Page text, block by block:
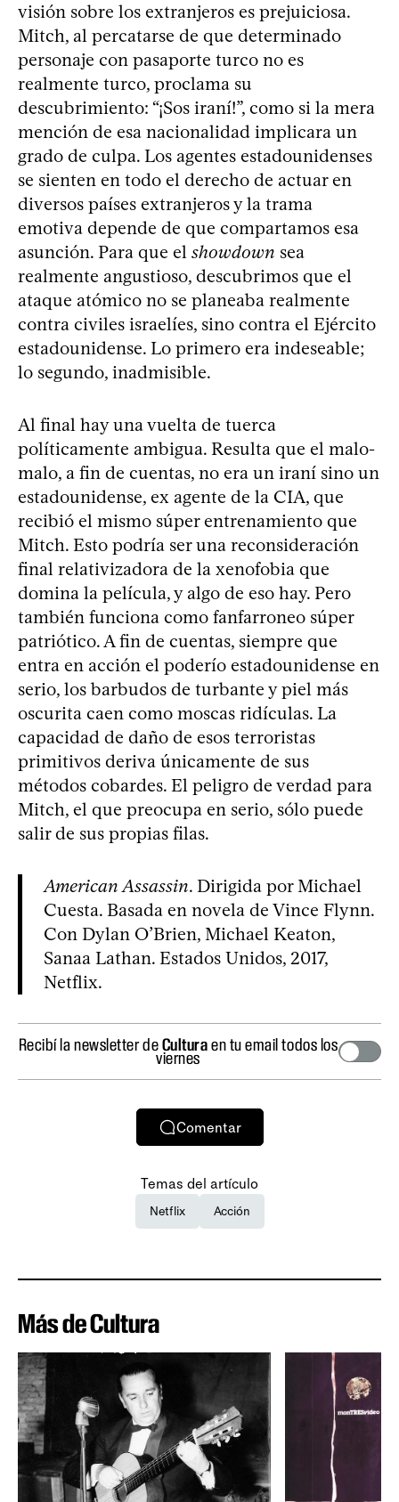
visión sobre los extranjeros es prejuiciosa.
Mitch, al percatarse de que determinado
personaje con pasaporte turco no es
realmente turco, proclama su
descubrimiento: “¡Sos iraní!”, como si la mera
mención de esa nacionalidad implicara un
grado de culpa. Los agentes estadounidenses
se sienten en todo el derecho de actuar en
diversos países extranjeros y la trama
emotiva depende de que compartamos esa
asunción. Para que el showdown sea
realmente angustioso, descubrimos que el
ataque atómico no se planeaba realmente
contra civiles israelíes, sino contra el Ejército
estadounidense. Lo primero era indeseable;
lo segundo, inadmisible.
Al final hay una vuelta de tuerca
políticamente ambigua. Resulta que el malo-
malo, a fin de cuentas, no era un iraní sino un
estadounidense, ex agente de la CIA, que
recibió el mismo súper entrenamiento que
Mitch. Esto podría ser una reconsideración
final relativizadora de la xenofobia que
domina la película, y algo de eso hay. Pero
también funciona como fanfarroneo súper
patriótico. A fin de cuentas, siempre que
entra en acción el poderío estadounidense en
serio, los barbudos de turbante y piel más
oscurita caen como moscas ridículas. La
capacidad de daño de esos terroristas
primitivos deriva únicamente de sus
métodos cobardes. El peligro de verdad para
Mitch, el que preocupa en serio, sólo puede
salir de sus propias filas.
American Assassin. Dirigida por Michael
Cuesta. Basada en novela de Vince Flynn.
Con Dylan O’Brien, Michael Keaton,
Sanaa Lathan. Estados Unidos, 2017,
Netflix.
Recibí la newsletter deCulturaen tu email todos los
viernes
Comentar
Temas del artículo
Netflix Acción
Más de Cultura